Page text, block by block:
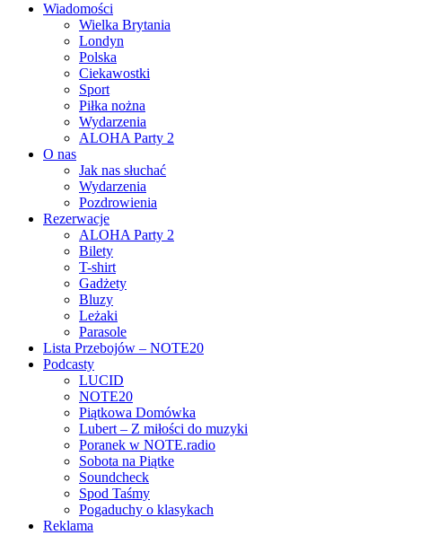
Wiadomości
Wielka Brytania
Londyn
Polska
Ciekawostki
Sport
Piłka nożna
Wydarzenia
ALOHA Party 2
O nas
Jak nas słuchać
Wydarzenia
Pozdrowienia
Rezerwacje
ALOHA Party 2
Bilety
T-shirt
Gadżety
Bluzy
Leżaki
Parasole
Lista Przebojów – NOTE20
Podcasty
LUCID
NOTE20
Piątkowa Domówka
Lubert – Z miłości do muzyki
Poranek w NOTE.radio
Sobota na Piątke
Soundcheck
Spod Taśmy
Pogaduchy o klasykach
Reklama